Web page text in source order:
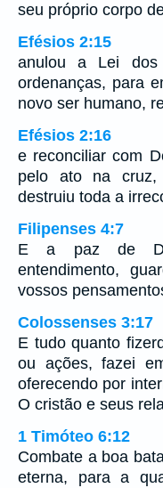
seu próprio corpo
Efésios 2:15
anulou a Lei dos
ordenanças, para
novo ser humano,
Efésios 2:16
e reconciliar com
pelo ato na
destruiu toda a
Filipenses 4:7
E a paz de
entendimento,
vossos
Colossenses 3:17
E tudo quanto
ou ações, fazei
oferecendo por
O cristão e seus
1 Timóteo 6:12
Combate a boa
eterna, para a